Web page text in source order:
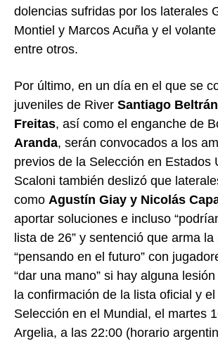
dolencias sufridas por los laterales
Montiel y Marcos Acuña y el
entre otros.
Por último, en un día en el que se
juveniles de River Santiago
Freitas, así como el enganche de
Aranda, serán convocados a los
previos de la Selección en Estados
Scaloni también deslizó que
como Agustín Giay y Nicolás
aportar soluciones e incluso
lista de 26” y sentenció que arma la
“pensando en el futuro” con
“dar una mano” si hay alguna
la confirmación de la lista oficial y
Selección en el Mundial, el martes
Argelia, a las 22:00 (horario